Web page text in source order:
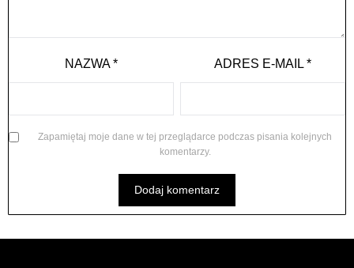
NAZWA* ADRES E-MAIL*
Zapamiętaj moje dane w tej przeglądarce podczas pisania kolejnych
komentarzy.